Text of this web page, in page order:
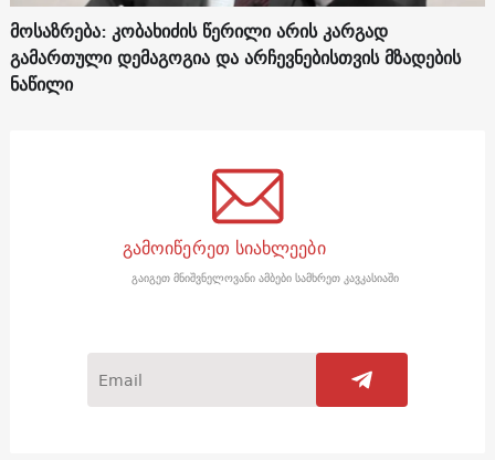
მოსაზრება: კობახიძის წერილი არის კარგად
გამართული დემაგოგია და არჩევნებისთვის მზადების
ნაწილი
გამოიწერეთ სიახლეები
გაიგეთ მნიშვნელოვანი ამბები სამხრეთ კავკასიაში